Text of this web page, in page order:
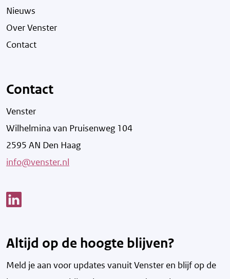
Nieuws
Over Venster
Contact
Contact
Venster
Wilhelmina van Pruisenweg 104
2595 AN Den Haag
info@venster.nl
Altijd op de hoogte blijven?
Meld je aan voor updates vanuit Venster en blijf op de